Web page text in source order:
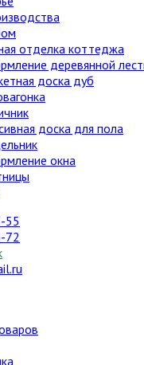
отделка коттеджа
деревянной
доска дуб
доска для пола
окна
55
72